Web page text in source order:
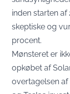
inden starten
skeptiske og
procent.
Mønsteret er
opkøbet af
overtagelsen af